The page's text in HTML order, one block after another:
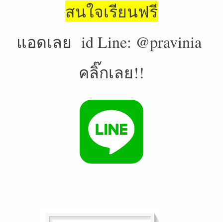
สนใจเรียนฟรี
แอดเลย id Line: @pravinia
คลิ๊กเลย!!